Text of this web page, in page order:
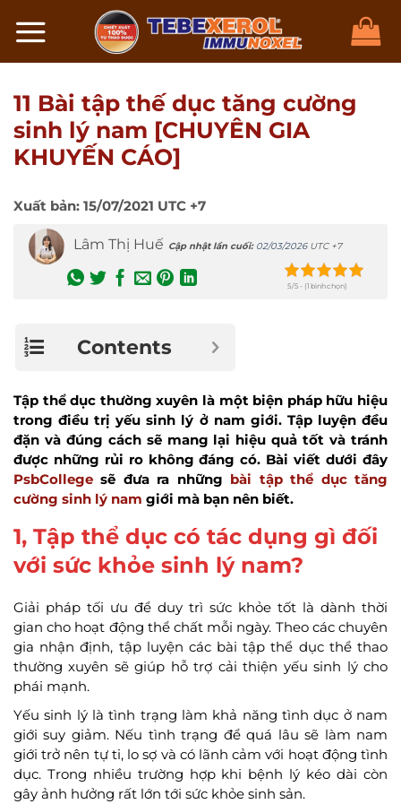
đến
11 Bài tập thế dục tăng cường
sinh lý nam [CHUYÊN GIA
KHUYẾN CÁO]
Xuất bản: 15/07/2021 UTC +7
Lâm Thị Huế Cập nhật lần cuối: 02/03/2026UTC +7
5/5 - (1 bình chọn)
Contents
Tập thể dục thường xuyên là một biện pháp hữu hiệu
trong điều trị yếu sinh lý ở nam giới. Tập luyện đều
đặn và đúng cách sẽ mang lại hiệu quả tốt và tránh
được những rủi ro không đáng có. Bài viết dưới đây
PsbCollege sẽ đưa ra những bài tập thể dục tăng
cường sinh lý nam giới mà bạn nên biết.
1, Tập thể dục có tác dụng gì đối
với sức khỏe sinh lý nam?
Giải pháp tối ưu để duy trì sức khỏe tốt là dành thời
gian cho hoạt động thể chất mỗi ngày. Theo các chuyên
gia nhận định, tập luyện các bài tập thể dục thể thao
thường xuyên sẽ giúp hỗ trợ cải thiện yếu sinh lý cho
phái mạnh.
Yếu sinh lý là tình trạng làm khả năng tình dục ở nam
giới suy giảm. Nếu tình trạng để quá lâu sẽ làm nam
giới trở nên tự ti, lo sợ và có lãnh cảm với hoạt động tình
dục. Trong nhiều trường hợp khi bệnh lý kéo dài còn
gây ảnh hưởng rất lớn tới sức khỏe sinh sản.